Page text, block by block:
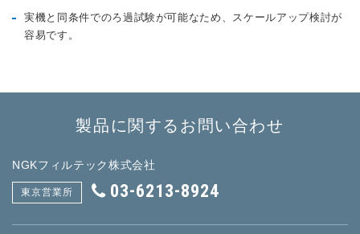
実機と同条件でのろ過試験が可能なため、スケールアップ検討が
容易です。
製品に関するお問い合わせ
NGKフィルテック株式会社
東京営業所 03-6213-8924